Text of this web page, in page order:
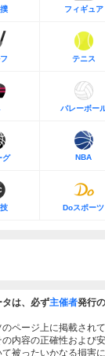
フィギュア
テニス
バレーボー
グ NBA
Doスポーツ
は、必ず主催者発行
ページ上に掲載され
内容の正確性および
被ったいかなる損害